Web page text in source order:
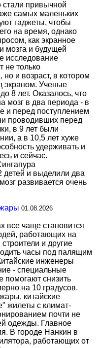
привычной
самых маленьких
гаджеты, чтобы
на время, однако
как экранное
мозга и будущей
исследование
не только
и возраст, в котором
экраном. Ученые
8 лет. Оказалось, что
мозг в два периода - в
и перед поступлением
проводивших перед
в 9 лет были
а в 10,5 лет хуже
удерживать и
и сейчас.
детей и выделили два
развивается очень
01.08.2026
все чаще становится
работающих на
и другие
часы под палящим
инженеры
- специальные
снизить
на 10 градусов.
китайские
жилеты с климат-
почти не
одежды. Главное
В городе Нанкин в
работающих от